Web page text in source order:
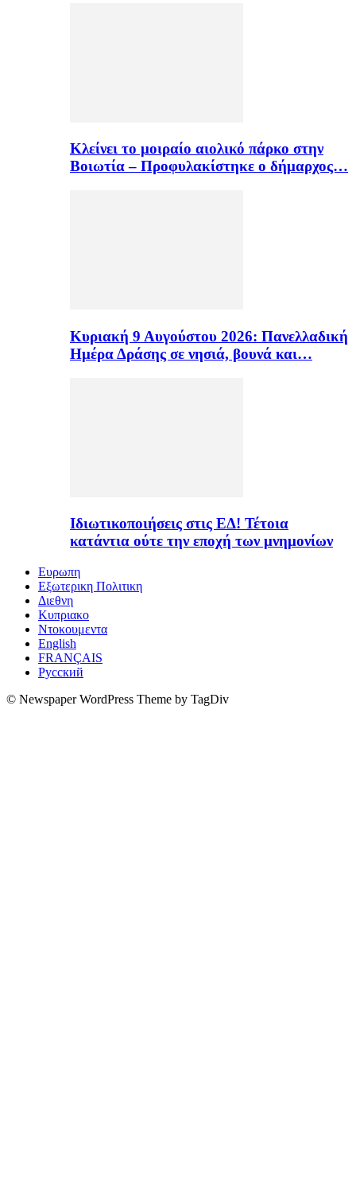
Κλείνει το μοιραίο αιολικό πάρκο στην
Βοιωτία – Προφυλακίστηκε ο δήμαρχος…
Κυριακή 9 Αυγούστου 2026: Πανελλαδική
Ημέρα Δράσης σε νησιά, βουνά και…
Ιδιωτικοποιήσεις στις ΕΔ! Τέτοια
κατάντια ούτε την εποχή των μνημονίων
Ευρωπη
Εξωτερικη Πολιτικη
Διεθνη
Κυπριακο
Ντοκουμεντα
English
FRANÇAIS
Русский
© Newspaper WordPress Theme by TagDiv